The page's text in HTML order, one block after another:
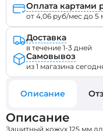
Описание
Описание
Защитный кожух 125 мм
Оплата картами
от 4,06 руб/мес до 5
Доставка
в течение 1-3 дней
Самовывоз
из 1 магазина